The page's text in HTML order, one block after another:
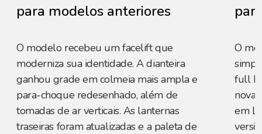
para modelos anteriores
O modelo recebeu um facelift que
moderniza sua identidade. A dianteira
ganhou grade em colmeia mais ampla e
para-choque redesenhado, além de
tomadas de ar verticais. As lanternas
traseiras foram atualizadas e a paleta de
O
full
em